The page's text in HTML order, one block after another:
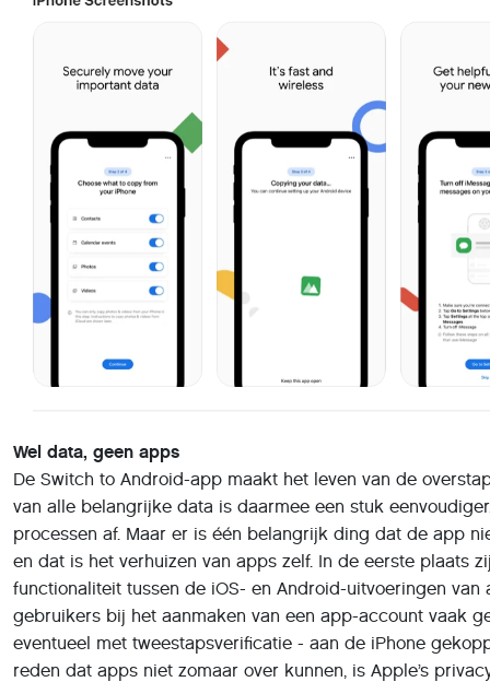
Wel data, geen apps
De Switch to Android-app maakt het leven van de
van alle belangrijke data is daarmee een stuk
processen af. Maar er is één belangrijk ding dat de app
en dat is het verhuizen van apps zelf. In de eerste plaats
functionaliteit tussen de iOS- en Android-uitvoeringen van
gebruikers bij het aanmaken van een app-account vaak
eventueel met tweestapsverificatie - aan de iPhone
reden dat apps niet zomaar over kunnen, is Apple’s